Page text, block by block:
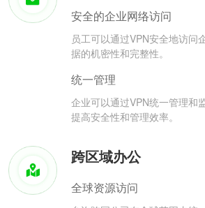
安全的企业网络访问
员工可以通过VPN安全地访问
据的机密性和完整性。
统一管理
企业可以通过VPN统一管理和
提高安全性和管理效率。
跨区域办公
全球资源访问